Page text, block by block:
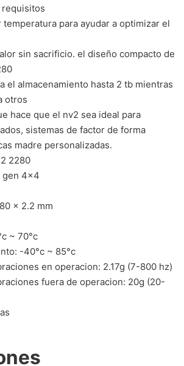
requisitos
para ayudar a optimizar el
sin sacrificio. el diseño compacto de
el almacenamiento hasta 2 tb mientras
otros
hace que el nv2 sea ideal para
sistemas de factor de forma
madre personalizadas.
2280
gen 4×4
x 2.2 mm
~ 70°c
-40°c ~ 85°c
en operacion: 2.17g (7-800 hz)
fuera de operacion: 20g (20-